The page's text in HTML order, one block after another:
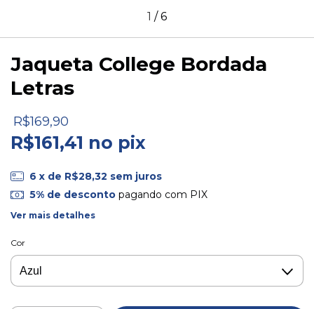
1 /6
Jaqueta College Bordada
Letras
R$169,90
R$161,41 no pix
6 x de R$28,32 sem juros
5% de descontopagando com PIX
Ver mais detalhes
Cor